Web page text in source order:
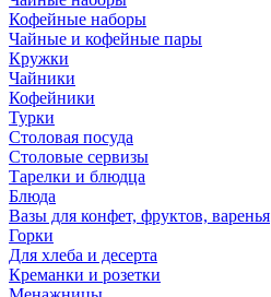
Кофейные наборы
Чайные и кофейные пары
Кружки
Чайники
Кофейники
Турки
Столовая посуда
Столовые сервизы
Тарелки и блюдца
Блюда
Вазы для конфет, фруктов, варенья
Горки
Для хлеба и десерта
Креманки и розетки